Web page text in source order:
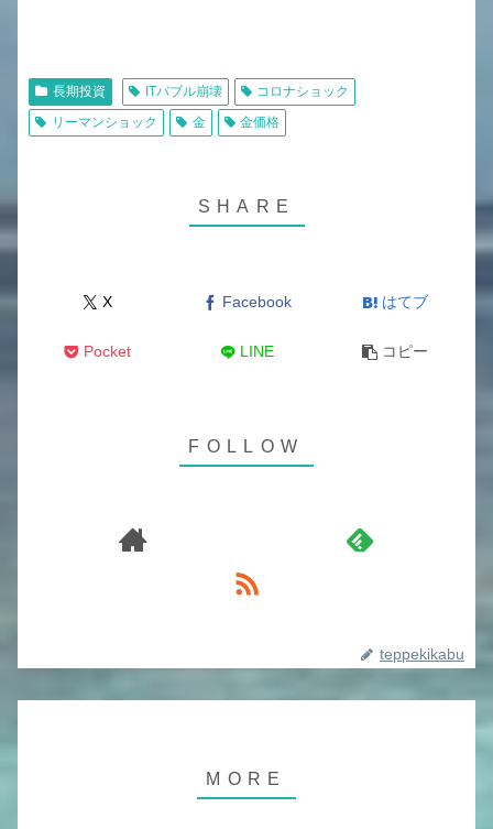
長期投資 ITバブル崩壊
コロナショック
リーマンショック
金 金価格
X Facebook はてブ
Pocket LINE コピー
teppekikabu